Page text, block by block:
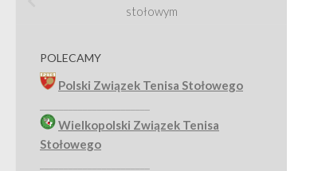
stołowym
POLECAMY
Polski Związek Tenisa Stołowego
Wielkopolski Związek Tenisa
Stołowego